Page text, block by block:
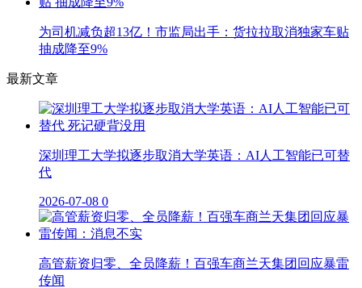
为司机减负超13亿！市监局出手：货拉拉取消独家车贴
抽成降至9%
最新文章
深圳理工大学拟逐步取消大学英语：AI人工智能已可替
代
2026-07-08 0
高管薪资归零、全员降薪！百强车商兰天集团回应暴雷
传闻